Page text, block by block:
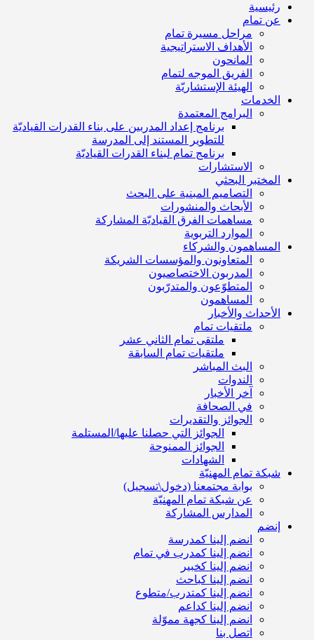
رئيسية
عن تمام
مراحل مسيرة تمام
الأهداف الاستراتيجية
المانحون
الفريق الموجه لتمام
الهيئة الإستشاريّة
الخدمات
البرامج المعتمدة
برنامج إعداد المدربين على بناء القدرات القياديّة
للتطوير المستند إلى المدرسة
برنامج تمام لبناء القدرات القياديّة
الاستشارات
المختبر البحثي
التصاميم المبنية على البحث
الأبحاث والمنشورات
مساهمات الفرق القياديّة المشاركة
الموارد التربوية
المساهمون والشركاء
المتعاونون والمؤسسات الشريكة
المدربون الاختصاصيون
المتطوّعون والمتدرّبون
المساهمون
الأحداث والأخبار
ملتقيات تمام
ملتقى تمام الثاني عشر
ملتقيات تمام السابقة
البث المباشر
الندوات
آخر الأخبار
في الصحافة
الجوائز والتقديرات
الجوائز التي حصلنا عليها/المستلمة
الجوائز الممنوحة
الشهادات
شبكة تمام المهنيّة
بوابة مجتمعنا (دخول\تسجيل)
عن شبكة تمام المهنيّة
المدارس المشاركة
إنضم
انضم إلينا كمدرسة
انضم إلينا كمدرب في تمام
انضم إلينا كخبير
انضم إلينا كباحث
انضم إلينا كمتدرب/متطوع
انضم إلينا كداعم
انضم إلينا كجهة مموّلة
اتصل بنا